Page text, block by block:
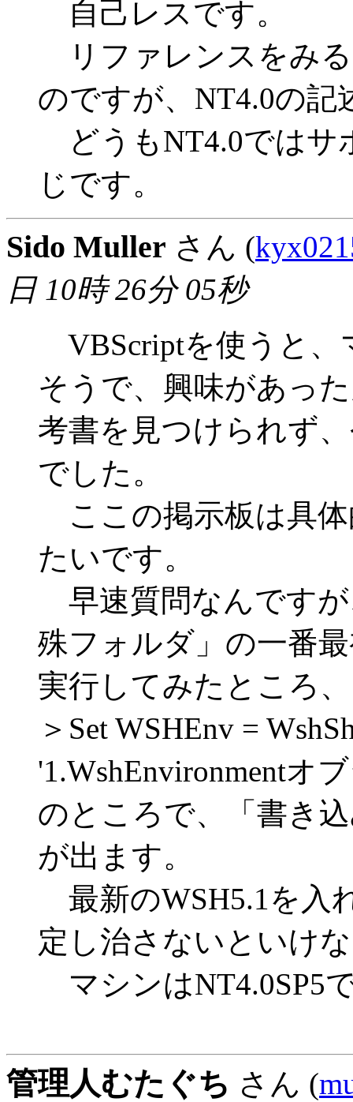
自己レスです。
リファレンスをみる
のですが、NT4.0の記
どうもNT4.0ではサ
じです。
Sido Muller さん (
日 10時 26分 05秒
VBScriptを使うと、
そうで、興味があっ
考書を見つけられず
でした。
ここの掲示板は具
たいです。
早速質問なんですが
殊フォルダ」の一番
実行してみたところ、
＞Set WSHEnv =
'1.WshEnvironmentオ
のところで、「書き
が出ます。
最新のWSH5.1を入
定し治さないといけ
マシンはNT4.0SP5
管理人むたぐち さん (